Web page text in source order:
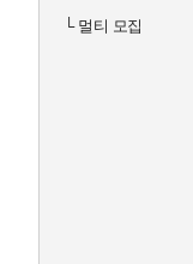
└멀티 모집